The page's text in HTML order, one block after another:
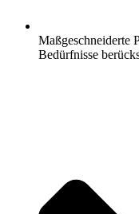
Maßgeschneiderte
Bedürfnisse